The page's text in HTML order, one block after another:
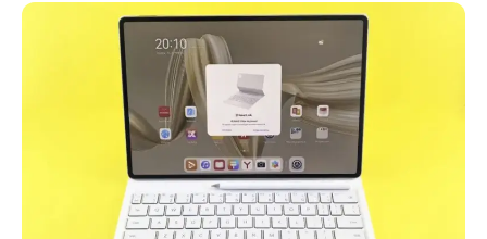
FAITS DIVERS
TRANSPORTS
ÉCONOMIE